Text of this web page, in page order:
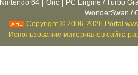
Nintendo 64 Oric
PC Engine / Turbo
WonderSwan /
Copyright © 2006-2026 Portal
Использование материалов сайта